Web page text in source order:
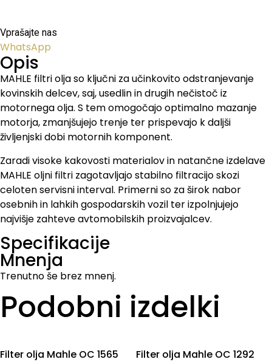
Vprašajte nas
WhatsApp
Opis
MAHLE filtri olja so ključni za učinkovito odstranjevanje
kovinskih delcev, saj, usedlin in drugih nečistoč iz
motornega olja. S tem omogočajo optimalno mazanje
motorja, zmanjšujejo trenje ter prispevajo k daljši
življenjski dobi motornih komponent.
Zaradi visoke kakovosti materialov in natančne izdelave
MAHLE oljni filtri zagotavljajo stabilno filtracijo skozi
celoten servisni interval. Primerni so za širok nabor
osebnih in lahkih gospodarskih vozil ter izpolnjujejo
najvišje zahteve avtomobilskih proizvajalcev.
Specifikacije
Mnenja
Trenutno še brez mnenj.
Podobni izdelki
Filter olja Mahle OC 1565 Filter olja Mahle OC 1292